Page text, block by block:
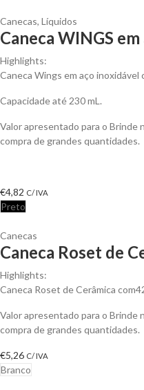
Canecas, Líquidos
Caneca WINGS
Highlights:
Caneca Wings em aço inoxidável
Capacidade até 230 mL.
Valor apresentado para o Brinde
compra de grandes quantidades.
€4,82 C/ IVA
Preto
Canecas
Caneca Roset de
Highlights:
Caneca Roset de Cerâmica
Valor apresentado para o Brinde
compra de grandes quantidades.
€5,26 C/ IVA
Branco